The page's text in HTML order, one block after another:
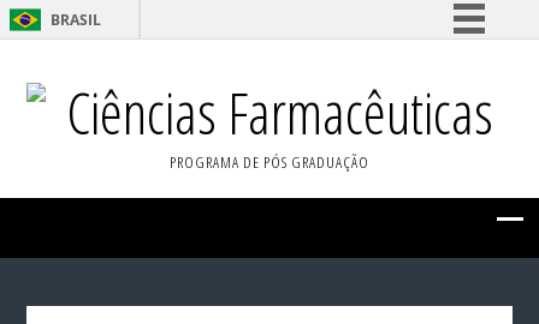
BRASIL
Comunica BR
Participe
Acesso à informação
Ciências Farmacêuticas
PROGRAMA DE PÓS GRADUAÇÃO